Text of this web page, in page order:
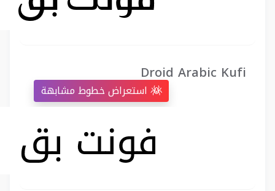
Droid Arabic Kufi